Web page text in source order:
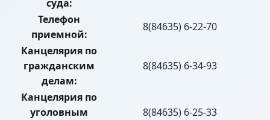
суда:
Телефон
приемной:
8(84635) 6-22-70
Канцелярия по
гражданским
делам:
8(84635) 6-34-93
Канцелярия по
уголовным
8(84635) 6-25-33